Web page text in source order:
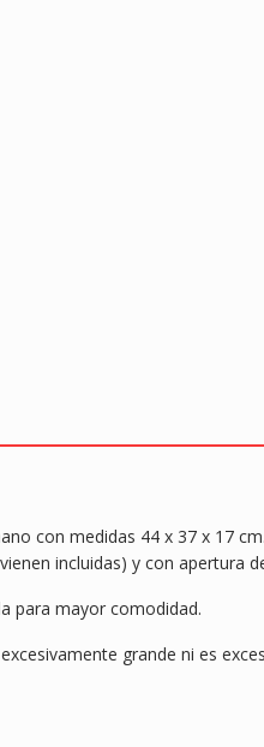
con medidas 44 x 37 x 17
incluidas) y con apertura
para mayor comodidad.
grande ni es